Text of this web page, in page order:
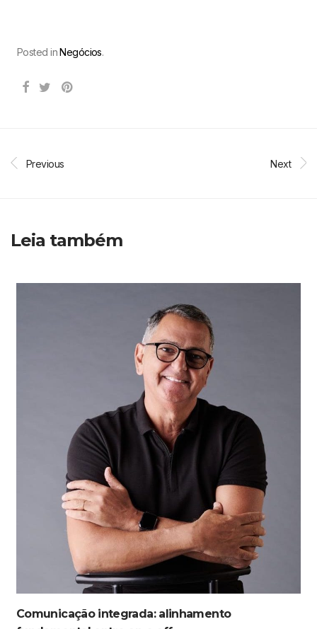
Posted inNegócios.
Previous Next
Leia também
Comunicação integrada: alinhamento